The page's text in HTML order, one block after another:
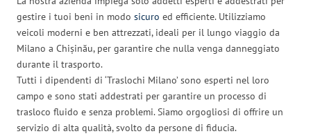
gestire i tuoi beni in modo sicuro ed efficiente. Utilizziamo
veicoli moderni e ben attrezzati, ideali per il lungo viaggio da
Milano a Chișinău, per garantire che nulla venga danneggiato
durante il trasporto.
Tutti i dipendenti di ‘Traslochi Milano’ sono esperti nel loro
campo e sono stati addestrati per garantire un processo di
trasloco fluido e senza problemi. Siamo orgogliosi di offrire un
servizio di alta qualità, svolto da persone di fiducia.